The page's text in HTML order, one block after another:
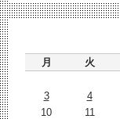
月
火
3
4
10
11